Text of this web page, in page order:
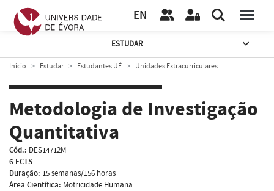
EN
ESTUDAR
Início Estudar Estudantes UÉ Unidades Extracurriculares
Metodologia de Investigação
Quantitativa
Cód.: DES14712M
6 ECTS
Duração: 15 semanas/156 horas
Área Científica: Motricidade Humana